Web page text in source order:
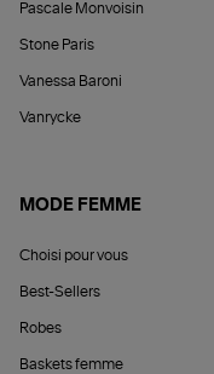
Pascale Monvoisin
Stone Paris
Vanessa Baroni
Vanrycke
MODE FEMME
Choisi pour vous
Best-Sellers
Robes
Baskets femme